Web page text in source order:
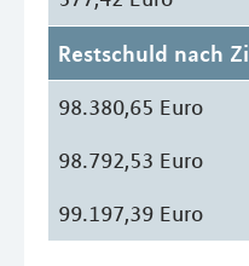
Restschuld nach
98.380,65 Euro
98.792,53 Euro
99.197,39 Euro